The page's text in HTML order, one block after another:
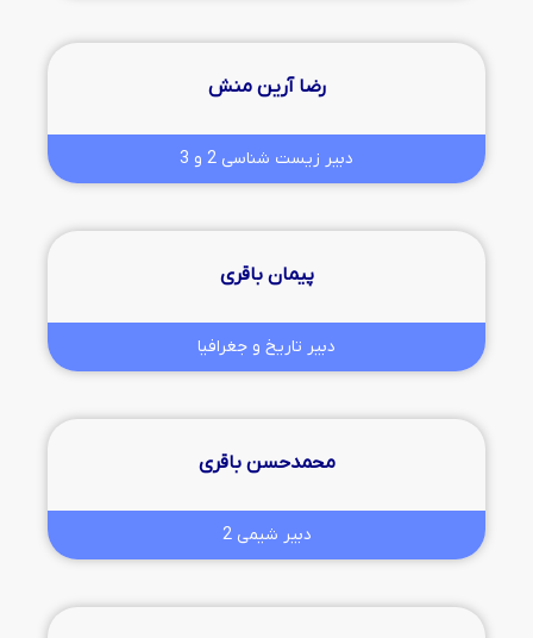
رضا آرین منش
دبیر زیست شناسی 2 و 3
پیمان باقری
دبیر تاریخ و جغرافیا
محمدحسن باقری
دبیر شیمی 2